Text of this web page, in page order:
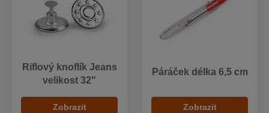
Riflový knoflík Jeans
velikost 32"
Zobrazit
Páráček délka 6,5 cm
Zobrazit